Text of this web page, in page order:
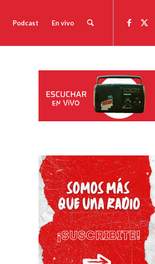
Podcast En vivo